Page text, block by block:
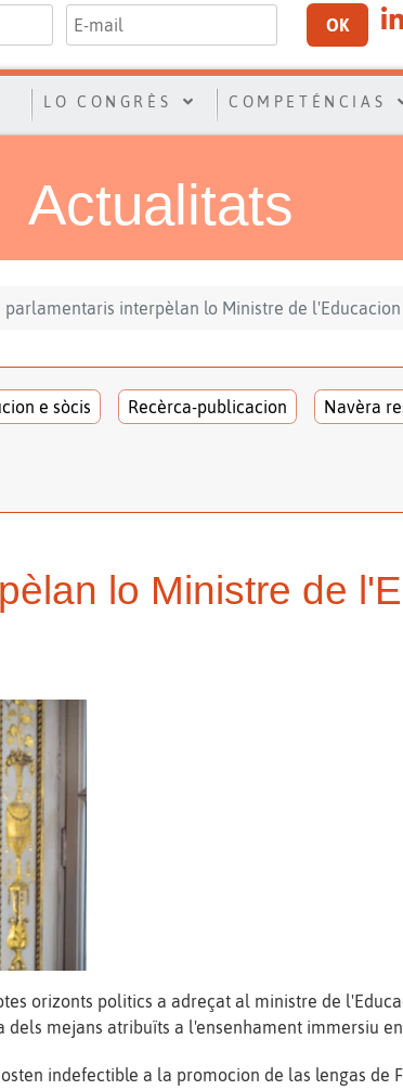
OK
LO CONGRÈS COMPETÉNCIAS
Actualitats
parlamentaris interpèlan lo Ministre de
e sòcis Recèrca-publicacion Navèra
lo Ministre de
orizonts politics a adreçat al ministre de
mejans atribuïts a l'ensenhament immersiu
indefectible a la promocion de las lengas de